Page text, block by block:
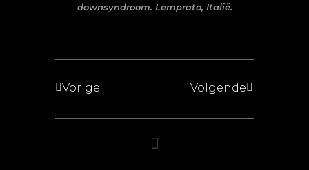
downsyndroom. Lemprato, Italië.
Vorige Volgende